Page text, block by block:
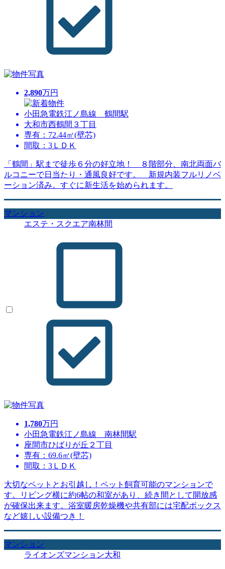
2,890万円
小田急電鉄江ノ島線 鶴間駅
大和市西鶴間３丁目
専有：72.44㎡(壁芯)
間取：3ＬＤＫ
「鶴間」駅まで徒歩６分の好立地！ ８階部分、南北両面バ
ルコニーで日当たり・通風良好です。 新規内装フルリノベ
ーション済み。すぐに新生活を始められます。
マンション
エステ・スクエア南林間
1,780万円
小田急電鉄江ノ島線 南林間駅
座間市ひばりが丘２丁目
専有：69.6㎡(壁芯)
間取：3ＬＤＫ
大切なペットとお引越し！ペット飼育可能のマンションで
す。リビング横に約6帖の和室があり、続き間として開放感
が確保出来ます。浴室暖房乾燥機や共有部には宅配ボックス
など嬉しい設備つき！
マンション
ライオンズマンション大和